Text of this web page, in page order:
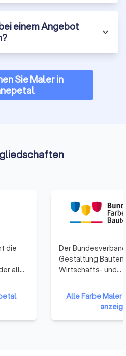
einem Angebot
Sie Maler in
die
alle
in
darauf
Der
Gestaltung
Wirtschafts- und
100 Jahren
für das Maler- und
Lackiererhandwerk
Deutschland.
Alle Farbe Maler